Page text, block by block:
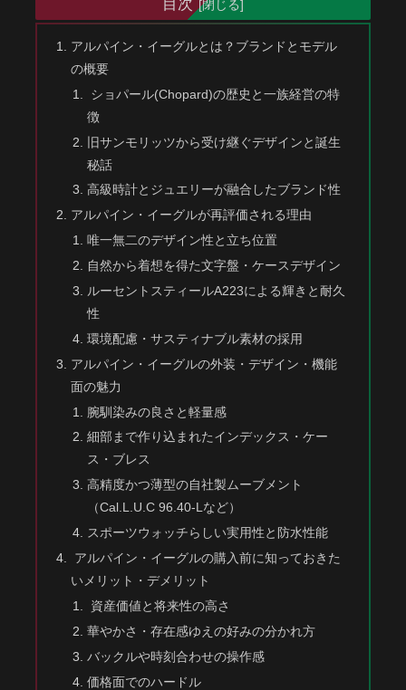
目次
アルパイン・イーグルとは？ブランドとモデル
の概要
ショパール(Chopard)の歴史と一族経営の特
徴
旧サンモリッツから受け継ぐデザインと誕生
秘話
高級時計とジュエリーが融合したブランド性
アルパイン・イーグルが再評価される理由
唯一無二のデザイン性と立ち位置
自然から着想を得た文字盤・ケースデザイン
ルーセントスティールA223による輝きと耐久
性
環境配慮・サスティナブル素材の採用
アルパイン・イーグルの外装・デザイン・機能
面の魅力
腕馴染みの良さと軽量感
細部まで作り込まれたインデックス・ケー
ス・ブレス
高精度かつ薄型の自社製ムーブメント
（Cal.L.U.C 96.40-Lなど）
スポーツウォッチらしい実用性と防水性能
アルパイン・イーグルの購入前に知っておきた
いメリット・デメリット
資産価値と将来性の高さ
華やかさ・存在感ゆえの好みの分かれ方
バックルや時刻合わせの操作感
価格面でのハードル